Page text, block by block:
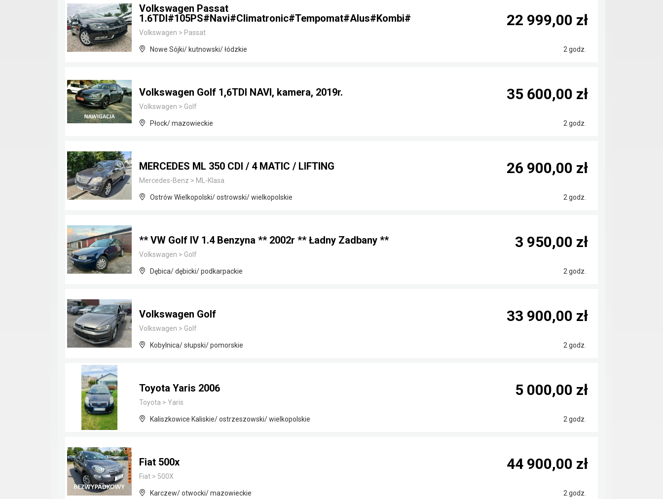
Volkswagen Passat
1.6TDI#105PS#Navi#Climatronic#Tempomat#Alus#Kombi#
Volkswagen > Passat
Nowe Sójki/ kutnowski/ łódzkie 2 godz.
22 999,00 zł
Volkswagen Golf 1,6TDI NAVI, kamera, 2019r.
Volkswagen > Golf
Płock/ mazowieckie 2 godz.
35 600,00 zł
MERCEDES ML 350 CDI / 4 MATIC / LIFTING
Mercedes-Benz > ML-Klasa
Ostrów Wielkopolski/ ostrowski/ wielkopolskie 2 godz.
26 900,00 zł
** VW Golf IV 1.4 Benzyna ** 2002r ** Ładny Zadbany **
Volkswagen > Golf
Dębica/ dębicki/ podkarpackie 2 godz.
3 950,00 zł
Volkswagen Golf
Volkswagen > Golf
Kobylnica/ słupski/ pomorskie 2 godz.
33 900,00 zł
Toyota Yaris 2006
Toyota > Yaris
Kaliszkowice Kaliskie/ ostrzeszowski/ wielkopolskie 2 godz.
5 000,00 zł
Fiat 500x
Fiat > 500X
Karczew/ otwocki/ mazowieckie 2 godz.
44 900,00 zł